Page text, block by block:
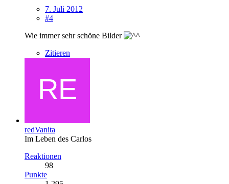
7. Juli 2012
#4
Wie immer sehr schöne Bilder
Zitieren
redVanita
Im Leben des Carlos
Reaktionen
98
Punkte